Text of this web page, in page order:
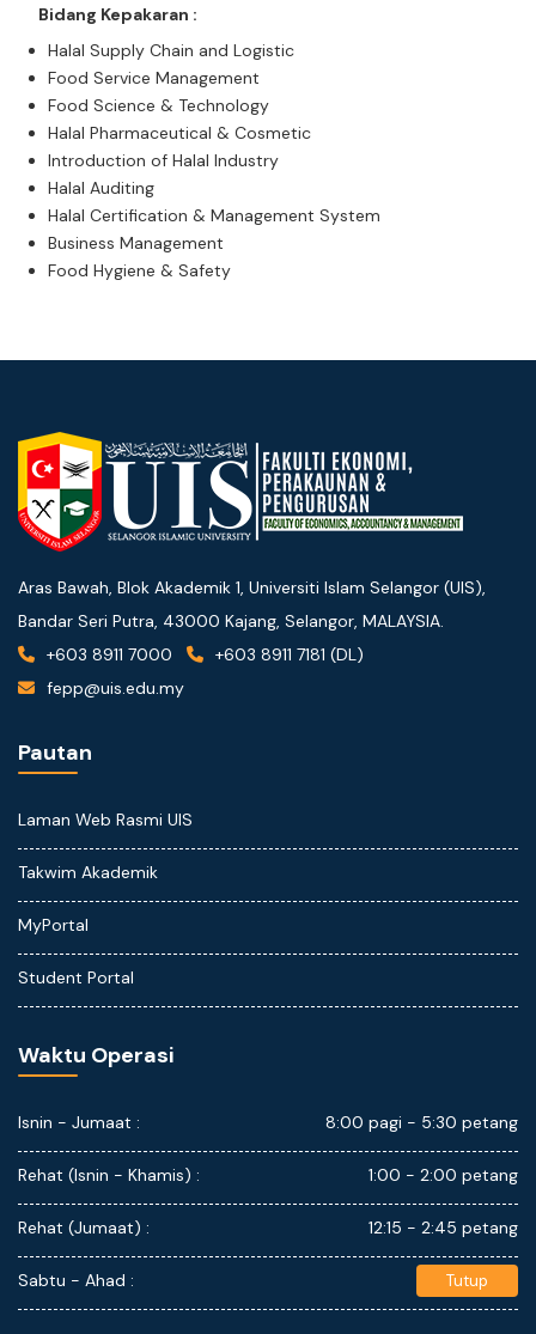
Bidang Kepakaran :
Halal Supply Chain and Logistic
Food Service Management
Food Science & Technology
Halal Pharmaceutical & Cosmetic
Introduction of Halal Industry
Halal Auditing
Halal Certification & Management System
Business Management
Food Hygiene & Safety
Aras Bawah, Blok Akademik 1, Universiti Islam Selangor (UIS),
Bandar Seri Putra, 43000 Kajang, Selangor, MALAYSIA.
+603 8911 7000
+603 8911 7181 (DL)
fepp@uis.edu.my
Pautan
Laman Web Rasmi UIS
Takwim Akademik
MyPortal
Student Portal
Waktu Operasi
Isnin - Jumaat : 8:00 pagi - 5:30 petang
Rehat (Isnin - Khamis) : 1:00 - 2:00 petang
Rehat (Jumaat) : 12:15 - 2:45 petang
Sabtu - Ahad : Tutup